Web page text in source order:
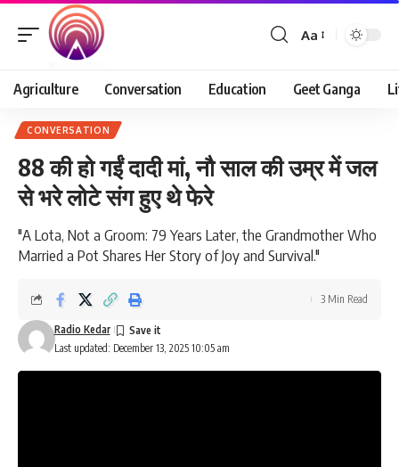
Aa
Agriculture Conversation Education Geet Ganga
CONVERSATION
88 की हो गईं दादी मां, नौ साल की उम्र में जल
से भरे लोटे संग हुए थे फेरे
"A Lota, Not a Groom: 79 Years Later, the Grandmother Who
Married a Pot Shares Her Story of Joy and Survival."
Last updated: December 13, 2025 10:05 am
Radio Kedar
3 Min Read